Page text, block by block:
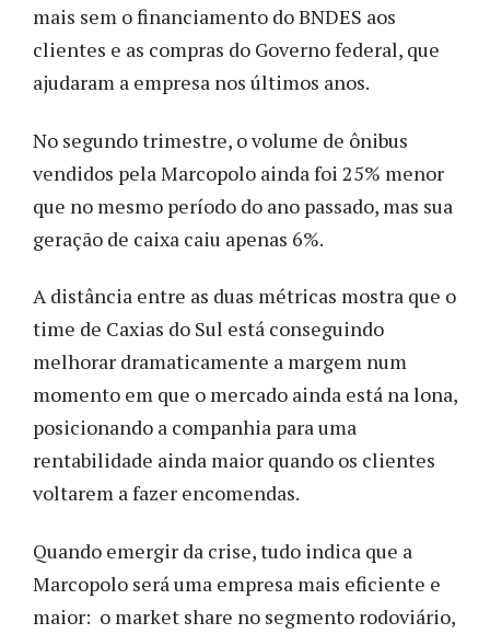
mais sem o financiamento do BNDES aos
clientes e as compras do Governo federal, que
ajudaram a empresa nos últimos anos.
No segundo trimestre, o volume de ônibus
vendidos pela Marcopolo ainda foi 25% menor
que no mesmo período do ano passado, mas sua
geração de caixa caiu apenas 6%.
A distância entre as duas métricas mostra que o
time de Caxias do Sul está conseguindo
melhorar dramaticamente a margem num
momento em que o mercado ainda está na lona,
posicionando a companhia para uma
rentabilidade ainda maior quando os clientes
voltarem a fazer encomendas.
Quando emergir da crise, tudo indica que a
Marcopolo será uma empresa mais eficiente e
maior: o market share no segmento rodoviário,